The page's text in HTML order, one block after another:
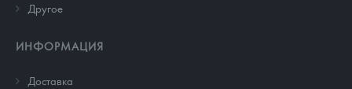
Другое
ИНФОРМАЦИЯ
Доставка